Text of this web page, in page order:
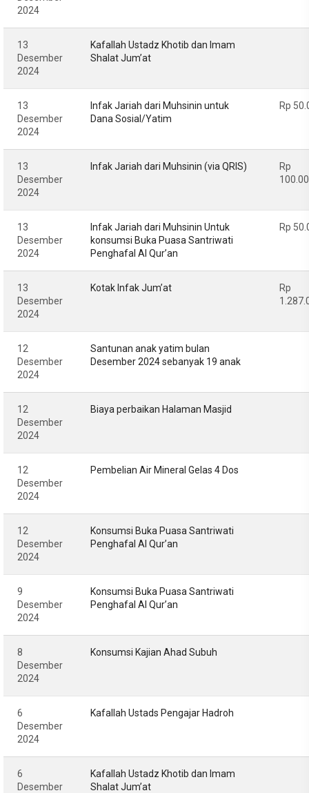
2024
13
Desember
2024
Kafallah Ustadz Khotib dan Imam
Shalat Jum’at
13
Desember
2024
Infak Jariah dari Muhsinin untuk
Dana Sosial/Yatim
Rp
13
Desember
2024
Infak Jariah dari Muhsinin (via QRIS)
Rp
13
Desember
2024
Infak Jariah dari Muhsinin Untuk
konsumsi Buka Puasa Santriwati
Penghafal Al Qur’an
Rp
13
Desember
2024
Kotak Infak Jum’at
Rp
12
Desember
2024
Santunan anak yatim bulan
Desember 2024 sebanyak 19 anak
12
Desember
2024
Biaya perbaikan Halaman Masjid
12
Desember
2024
Pembelian Air Mineral Gelas 4 Dos
12
Desember
2024
Konsumsi Buka Puasa Santriwati
Penghafal Al Qur’an
9
Desember
2024
Konsumsi Buka Puasa Santriwati
Penghafal Al Qur’an
8
Desember
2024
Konsumsi Kajian Ahad Subuh
6
Desember
2024
Kafallah Ustads Pengajar Hadroh
6
Desember
Kafallah Ustadz Khotib dan Imam
Shalat Jum’at